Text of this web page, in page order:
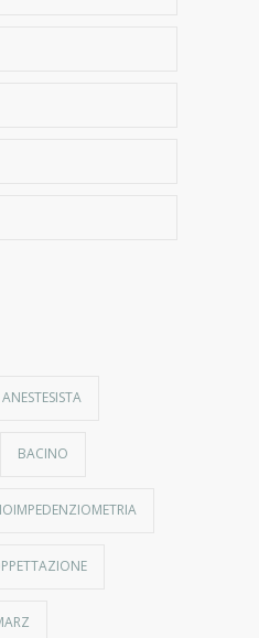
ANESTESISTA
BACINO